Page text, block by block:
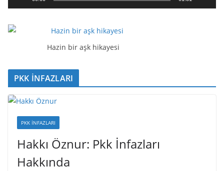
t
ı
c
Hazin bir aşk hikayesi
PKK İNFAZLARI
PKK İNFAZLARI
Hakkı Öznur: Pkk İnfazları
Hakkında